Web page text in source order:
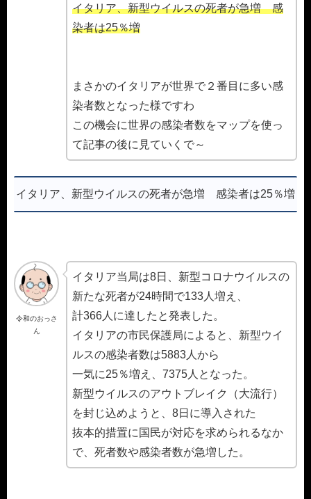
イタリア、新型ウイルスの死者が急増 感
染者は25％増
まさかのイタリアが世界で２番目に多い感
染者数となった様ですわ
この機会に世界の感染者数をマップを使っ
て記事の後に見ていくで～
イタリア、新型ウイルスの死者が急増 感染者は25％増
令和のおっさ
ん
イタリア当局は8日、新型コロナウイルスの
新たな死者が24時間で133人増え、
計366人に達したと発表した。
イタリアの市民保護局によると、新型ウイ
ルスの感染者数は5883人から
一気に25％増え、7375人となった。
新型ウイルスのアウトブレイク（大流行）
を封じ込めようと、8日に導入された
抜本的措置に国民が対応を求められるなか
で、死者数や感染者数が急増した。